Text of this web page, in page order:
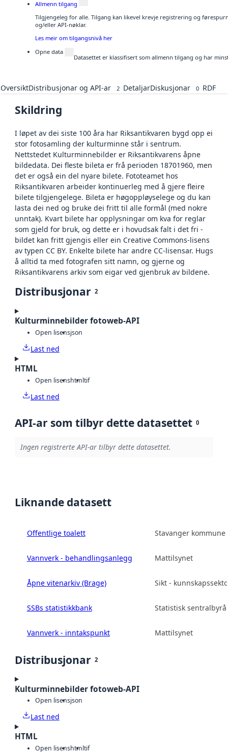
Allmenn tilgang
Tilgjengeleg for alle. Tilgang kan likevel krevje registrering og
og/eller API-nøklar.
Les meir om tilgangsnivå her
Opne data
Datasettet er klassifisert som allmenn tilgang og har
OversiktDistribusjonar og API-ar 2 DetaljarDiskusjonar 0 RDF
Skildring
I løpet av dei siste 100 åra har Riksantikvaren bygd opp ei
stor fotosamling der kulturminne står i sentrum.
Nettstedet Kulturminnebilder er Riksantikvarens åpne
bildedata. Dei fleste bileta er frå perioden 18701960, men
det er også ein del nyare bilete. Fototeamet hos
Riksantikvaren arbeider kontinuerleg med å gjere fleire
bilete tilgjengelege. Bileta er høgoppløyselege og du kan
lasta dei ned og bruke dei fritt til alle formål (med nokre
unntak). Kvart bilete har opplysningar om kva for reglar
som gjeld for bruk, og dette er i hovudsak falt i det fri -
bildet kan fritt gjengis eller ein Creative Commons-lisens
av typen CC BY. Enkelte bilete har andre CC-lisensar. Hugs
å alltid ta med fotografen sitt namn, og gjerne og
Riksantikvarens arkiv som eigar ved gjenbruk av bildene.
Distribusjonar 2
Kulturminnebilder fotoweb-API
Open lisensjson
Last ned
HTML
Open lisenshtmltif
Last ned
API-ar som tilbyr dette datasettet 0
Ingen registrerte API-ar tilbyr dette datasettet.
Liknande datasett
Offentlige toalett Stavanger kommune
Vannverk - behandlingsanlegg Mattilsynet
Åpne vitenarkiv (Brage) Sikt -
SSBs statistikkbank Statistisk sentralbyrå
Vannverk - inntakspunkt Mattilsynet
Distribusjonar 2
Kulturminnebilder fotoweb-API
Open lisensjson
Last ned
HTML
Open lisenshtmltif